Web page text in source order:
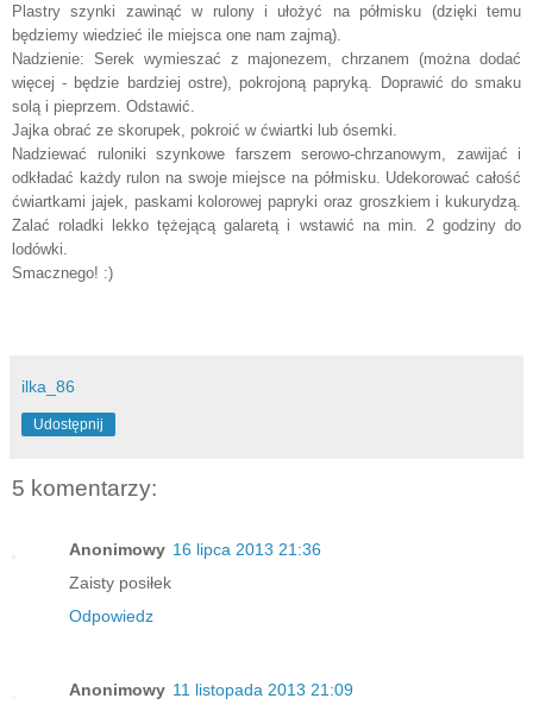
Plastry szynki zawinąć w rulony i ułożyć na półmisku (dzięki temu
będziemy wiedzieć ile miejsca one nam zajmą).
Nadzienie: Serek wymieszać z majonezem, chrzanem (można dodać
więcej - będzie bardziej ostre), pokrojoną papryką. Doprawić do smaku
solą i pieprzem. Odstawić.
Jajka obrać ze skorupek, pokroić w ćwiartki lub ósemki.
Nadziewać ruloniki szynkowe farszem serowo-chrzanowym, zawijać i
odkładać każdy rulon na swoje miejsce na półmisku. Udekorować całość
ćwiartkami jajek, paskami kolorowej papryki oraz groszkiem i kukurydzą.
Zalać roladki lekko tężejącą galaretą i wstawić na min. 2 godziny do
lodówki.
Smacznego! :)
ilka_86
Udostępnij
5 komentarzy:
Anonimowy 16 lipca 2013 21:36
Zaisty posiłek
Odpowiedz
Anonimowy 11 listopada 2013 21:09